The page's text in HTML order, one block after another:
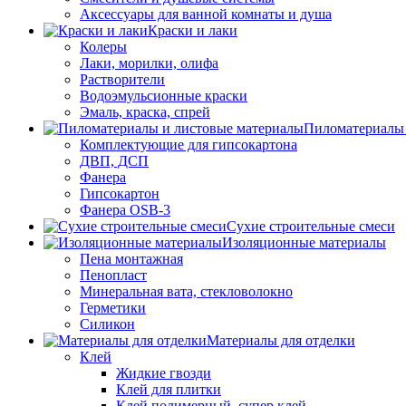
Аксессуары для ванной комнаты и душа
Краски и лаки
Колеры
Лаки, морилки, олифа
Растворители
Водоэмульсионные краски
Эмаль, краска, спрей
Комплектующие для гипсокартона
ДВП, ДСП
Фанера
Гипсокартон
Фанера OSB-3
Сухие строительные смеси
Изоляционные материалы
Пена монтажная
Пенопласт
Минеральная вата, стекловолокно
Герметики
Силикон
Материалы для отделки
Клей
Жидкие гвозди
Клей для плитки